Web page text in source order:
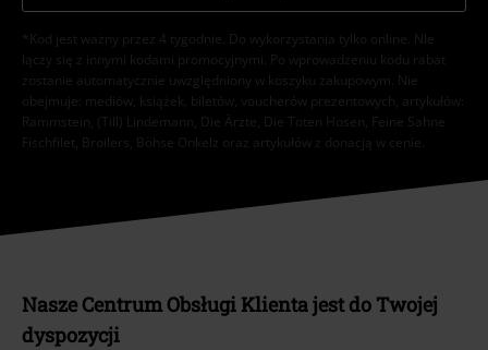
*Kod jest ważny przez 4 tygodnie. Do wykorzystania tylko online. NIe
łączy się z innymi kodami promocyjnymi. Po wprowadzeniu kodu rabat
zostanie automatycznie uwzględniony w koszyku zakupowym. Nie
obejmuje: mediów, książek, biletów, voucherów prezentowych, artykułów:
Rammstein, (Till) Lindemann, Die Ärzte, Die Toten Hosen, Feine Sahne
Fischfilet, Broilers, Böhse Onkelz oraz artykułów z donacją w cenie.
Nasze Centrum Obsługi Klienta jest do Twojej
dyspozycji